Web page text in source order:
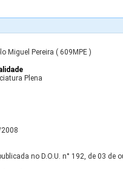
Miguel Pereira ( 609MPE )
Plena
no D.O.U. n° 192, de 03 de